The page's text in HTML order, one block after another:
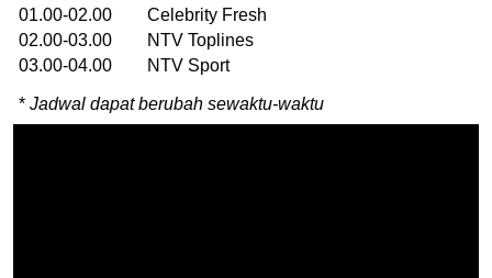
01.00-02.00 Celebrity Fresh
02.00-03.00 NTV Toplines
03.00-04.00 NTV Sport
* Jadwal dapat berubah sewaktu-waktu